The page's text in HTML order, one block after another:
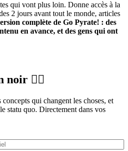
qui vont plus loin. Donne accès à la
2 jours avant tout le monde, articles
complète de Go Pyrate! : des
en avance, et des gens qui ont
noir 🏴‍☠️
qui changent les choses, et
statu quo. Directement dans vos